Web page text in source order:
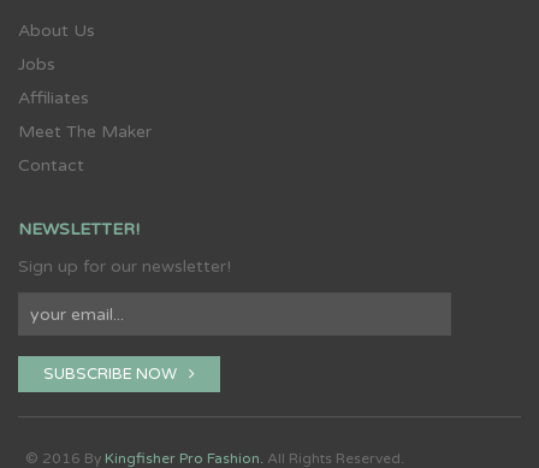
About Us
Jobs
Affiliates
Meet The Maker
Contact
NEWSLETTER!
Sign up for our newsletter!
SUBSCRIBE NOW
© 2016 By Kingfisher Pro Fashion. All Rights Reserved.